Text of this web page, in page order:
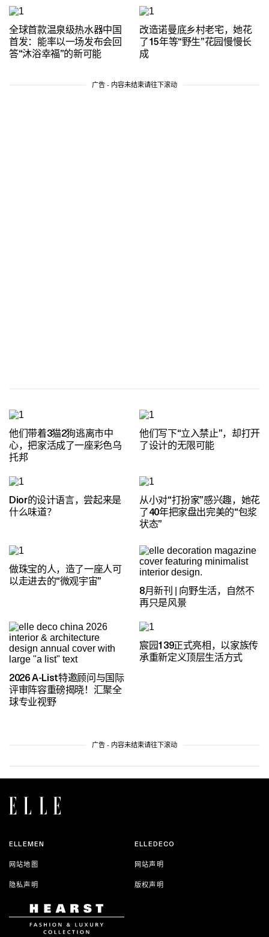
全球首款温泉级热水器中国
首发：能率以一场发布会回
答“沐浴幸福”的新可能
改造诺曼底乡村老宅，她花
了15年等“野生”花园慢慢长
成
广告 - 内容未结束请往下滚动
他们带着3猫2狗逃离市中
心，把家活成了一座彩色乌
托邦
他们写下“立入禁止”，却打开
了设计的无限可能
Dior的设计语言，尝起来是
什么味道？
从小对“打扮家”感兴趣，她花
了40年把家盘出完美的“包浆
状态”
做珠宝的人，造了一座人可
以走进去的“微观宇宙”
8月新刊 | 向野生活，自然不
再只是风景
2026 A-List特邀顾问与国际
评审阵容重磅揭晓！汇聚全
球专业视野
宸园139正式亮相，以家族传
承重新定义顶层生活方式
广告 - 内容未结束请往下滚动
ELLEMEN ELLEDECO
网站地图 网站声明
隐私声明 版权声明